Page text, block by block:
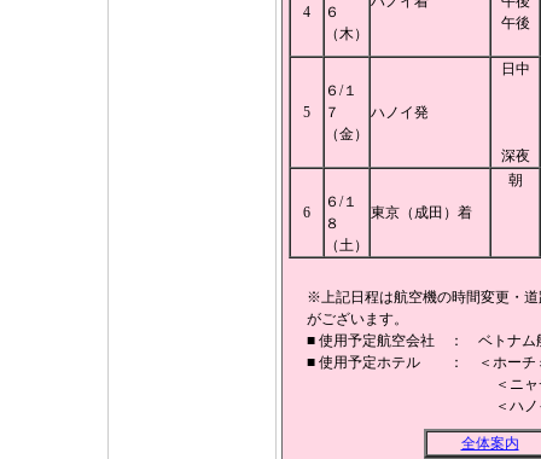
4
６
（木）
午後
5
６/１
７
（金）
ハノイ発
日中
深夜
6
６/１
８
（土）
東京（成田）着
朝
※上記日程は航空機の時間変更・
がございます。
■ 使用予定航空会社 ： ベトナム
■ 使用予定ホテル ： ＜ホー
＜ニャチャン＞ ア
＜ハノイ＞ ホテ
全体案内